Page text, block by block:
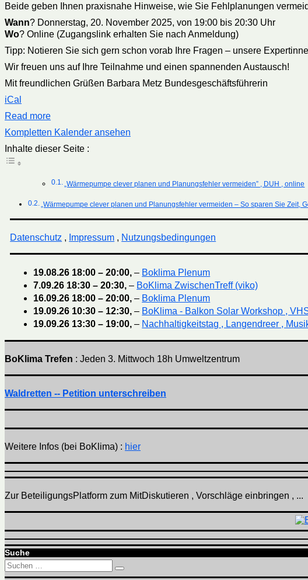
Beide geben Ihnen praxisnahe Hinweise, wie Sie Fehlplanungen
Wann? Donnerstag, 20. November 2025, von 19:00 bis 20:30 Uhr
Wo? Online (Zugangslink erhalten Sie nach Anmeldung)
Tipp: Notieren Sie sich gern schon vorab Ihre Fragen – unsere
Wir freuen uns auf Ihre Teilnahme und einen spannenden Austausch!
Mit freundlichen Grüßen Barbara Metz Bundesgeschäftsführerin
iCal
Read more
Kompletten Kalender ansehen
Inhalte dieser Seite :
„Wärmepumpe clever planen und Planungsfehler vermeiden” , DUH , online
„Wärmepumpe clever planen und Planungsfehler vermeiden – So sparen Sie Zeit,
Datenschutz , Impressum , Nutzungsbedingungen
19.08.26 18:00 – 20:00,– Boklima Plenum
7.09.26 18:30 – 20:30,– BoKlima ZwischenTreff (viko)
16.09.26 18:00 – 20:00,– Boklima Plenum
19.09.26 10:30 – 12:30,– BoKlima - Balkon Solar Workshop ,
19.09.26 13:30 – 19:00,– Nachhaltigkeitstag , Langendreer ,
BoKlima Trefen : Jeden 3. Mittwoch 18h Umweltzentrum
Waldretten -- Petition unterschreiben
Weitere Infos (bei BoKlima) : hier
Zur BeteiligungsPlatform zum MitDiskutieren , Vorschläge einbringen , ...
Suche
Suchen
nach:
Suchen